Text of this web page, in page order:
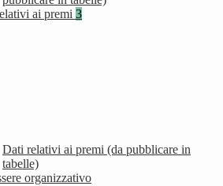
ai premi 3
Dati relativi ai premi (da pubblicare in
tabelle)
organizzativo